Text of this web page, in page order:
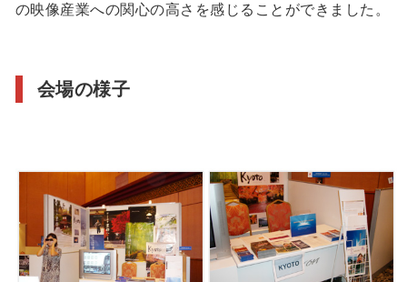
の映像産業への関心の高さを感じることができました。
会場の様子